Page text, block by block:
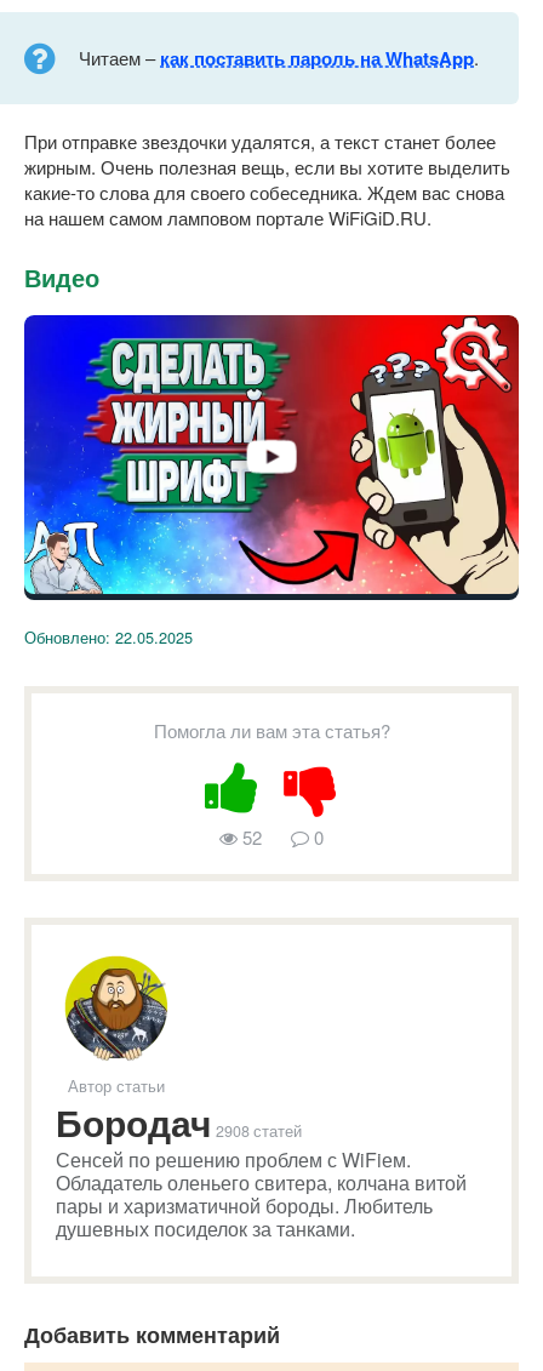
Читаем –как поставить пароль на WhatsApp.
При отправке звездочки удалятся, а текст станет более
жирным. Очень полезная вещь, если вы хотите выделить
какие-то слова для своего собеседника. Ждем вас снова
на нашем самом ламповом портале WiFiGiD.RU.
Видео
Обновлено: 22.05.2025
Помогла ли вам эта статья?
52 0
Автор статьи
Бородач 2908 статей
Сенсей по решению проблем с WiFiем.
Обладатель оленьего свитера, колчана витой
пары и харизматичной бороды. Любитель
душевных посиделок за танками.
Добавить комментарий